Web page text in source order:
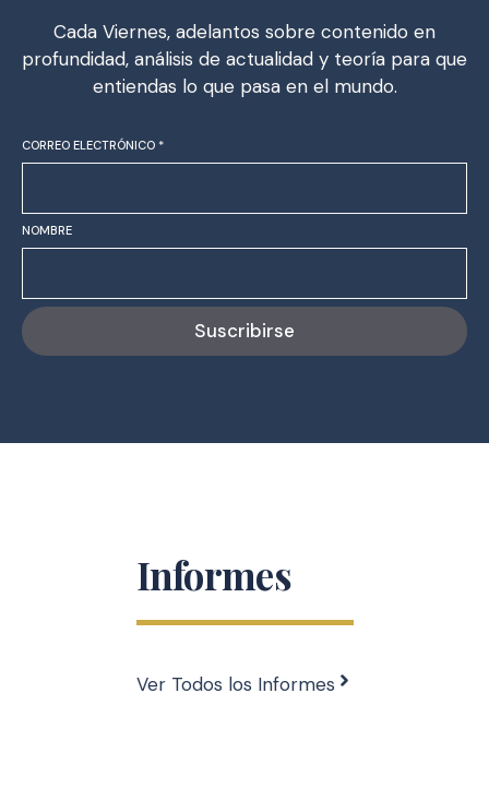
Cada Viernes, adelantos sobre contenido en
profundidad, análisis de actualidad y teoría para que
entiendas lo que pasa en el mundo.
CORREO ELECTRÓNICO *
NOMBRE
Suscribirse
Informes
Ver Todos los Informes